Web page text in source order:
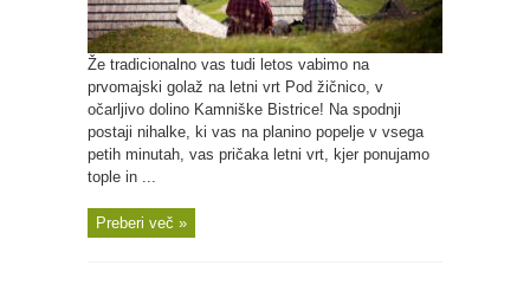
Že tradicionalno vas tudi letos vabimo na
prvomajski golaž na letni vrt Pod žičnico, v
očarljivo dolino Kamniške Bistrice! Na spodnji
postaji nihalke, ki vas na planino popelje v vsega
petih minutah, vas pričaka letni vrt, kjer ponujamo
tople in ...
Preberi več »